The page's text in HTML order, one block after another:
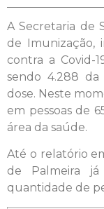
A Secretaria de
de Imunização,
contra a Covid-
sendo 4.288 da
dose. Neste
em pessoas de
área da saúde.
Até o relatório
de Palmeira
quantidade de